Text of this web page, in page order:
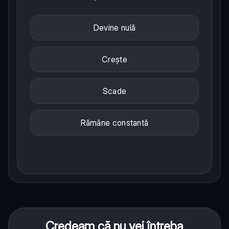
Devine nulă
Crește
Scade
Rămâne constantă